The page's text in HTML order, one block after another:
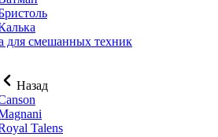
для смешанных техник
Назад
Talens